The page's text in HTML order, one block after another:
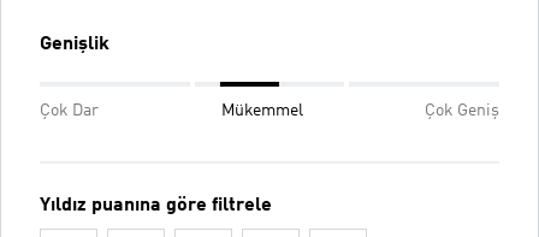
Genişlik
Çok Dar Mükemmel Çok Geniş
Yıldız puanına göre filtrele